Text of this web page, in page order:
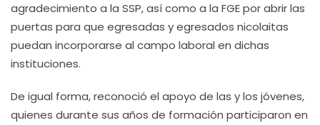
agradecimiento a la SSP, así como a la FGE por abrir las
puertas para que egresadas y egresados nicolaitas
puedan incorporarse al campo laboral en dichas
instituciones.
De igual forma, reconoció el apoyo de las y los jóvenes,
quienes durante sus años de formación participaron en